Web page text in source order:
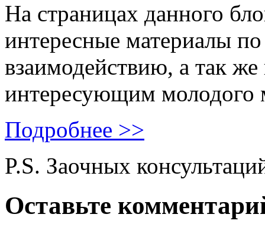
На страницах данного
интересные материалы
взаимодействию, а так
интересующим молодого
Подробнее >>
P.S. Заочных
Оставьте